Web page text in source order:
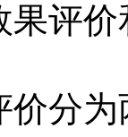
评价
分为